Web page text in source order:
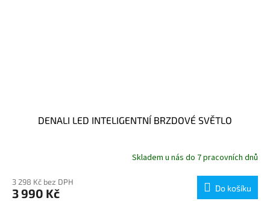
DENALI LED INTELIGENTNÍ BRZDOVÉ SVĚTLO
Skladem u nás do 7 pracovních dnů
3 298 Kč bez DPH
3 990 Kč Do košíku